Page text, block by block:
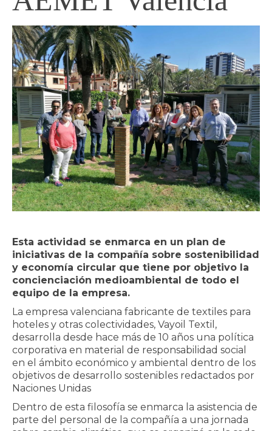
Esta actividad se enmarca en un plan de
iniciativas de la compañía sobre sostenibilidad
y economía circular que tiene por objetivo la
concienciación medioambiental de todo el
equipo de la empresa.
La empresa valenciana fabricante de textiles para
hoteles y otras colectividades, Vayoil Textil,
desarrolla desde hace más de 10 años una política
corporativa en material de responsabilidad social
en el ámbito económico y ambiental dentro de los
objetivos de desarrollo sostenibles redactados por
Naciones Unidas
Dentro de esta filosofía se enmarca la asistencia de
parte del personal de la compañía a una jornada